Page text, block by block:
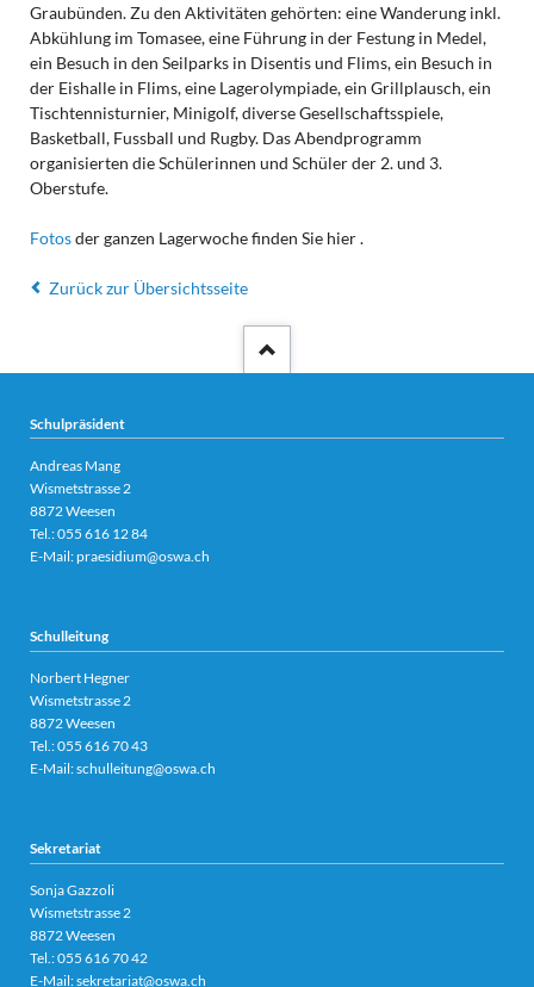
Graubünden. Zu den Aktivitäten gehörten: eine Wanderung inkl.
Abkühlung im Tomasee, eine Führung in der Festung in Medel,
ein Besuch in den Seilparks in Disentis und Flims, ein Besuch in
der Eishalle in Flims, eine Lagerolympiade, ein Grillplausch, ein
Tischtennisturnier, Minigolf, diverse Gesellschaftsspiele,
Basketball, Fussball und Rugby. Das Abendprogramm
organisierten die Schülerinnen und Schüler der 2. und 3.
Oberstufe.
Fotosder ganzen Lagerwoche finden Sie hier .
Zurück zur Übersichtsseite
Schulpräsident
Andreas Mang
Wismetstrasse 2
8872 Weesen
Tel.:055 616 12 84
E-Mail:praesidium@oswa.ch
Schulleitung
Norbert Hegner
Wismetstrasse 2
8872 Weesen
Tel.:055 616 70 43
E-Mail:schulleitung@oswa.ch
Sekretariat
Sonja Gazzoli
Wismetstrasse 2
8872 Weesen
Tel.:055 616 70 42
E-Mail:sekretariat@oswa.ch